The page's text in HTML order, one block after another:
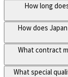
How long
How does
What contract
What special